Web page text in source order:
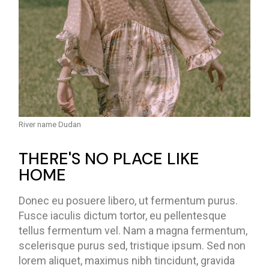
River name Dudan
THERE'S NO PLACE LIKE
HOME
Donec eu posuere libero, ut fermentum purus.
Fusce iaculis dictum tortor, eu pellentesque
tellus fermentum vel. Nam a magna fermentum,
scelerisque purus sed, tristique ipsum. Sed non
lorem aliquet, maximus nibh tincidunt, gravida